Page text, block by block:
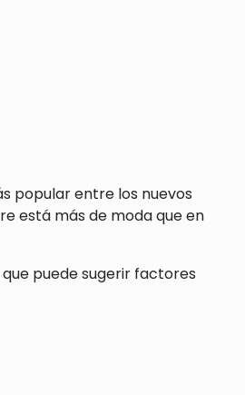
popular entre los nuevos
está más de moda que en
puede sugerir factores